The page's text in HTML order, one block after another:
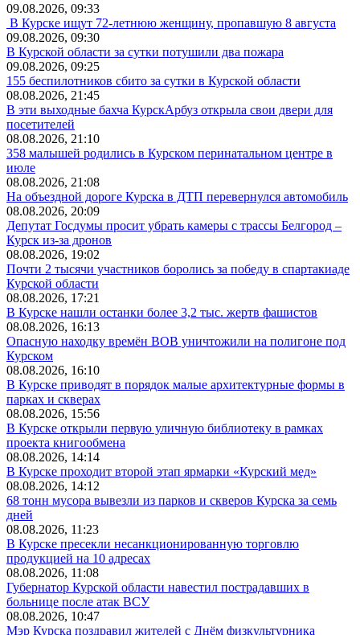
09.08.2026, 09:33
В Курске ищут 72-летнюю женщину, пропавшую 8 августа
09.08.2026, 09:30
В Курской области за сутки потушили два пожара
09.08.2026, 09:25
155 беспилотников сбито за сутки в Курской области
08.08.2026, 21:45
В эти выходные бахча КурскАрбуз открыла свои двери для
посетителей
08.08.2026, 21:10
358 малышей родились в Курском перинатальном центре в
июле
08.08.2026, 21:08
На объездной дороге Курска в ДТП перевернулся автомобиль
08.08.2026, 20:09
Депутат Госдумы просит убрать камеры с трассы Белгород –
Курск из-за дронов
08.08.2026, 19:02
Почти 2 тысячи участников боролись за победу в спартакиаде
Курской области
08.08.2026, 17:21
В Курске нашли останки более 3,2 тыс. жертв фашистов
08.08.2026, 16:13
Опасную находку времён ВОВ уничтожили на полигоне под
Курском
08.08.2026, 16:10
В Курске приводят в порядок малые архитектурные формы в
парках и скверах
08.08.2026, 15:56
В Курске открыли первую уличную библиотеку в рамках
проекта книгообмена
08.08.2026, 14:14
В Курске проходит второй этап ярмарки «Курский мед»
08.08.2026, 14:12
68 тонн мусора вывезли из парков и скверов Курска за семь
дней
08.08.2026, 11:23
В Курске пресекли несанкционированную торговлю
продукцией на 10 адресах
08.08.2026, 11:08
Губернатор Курской области навестил пострадавших в
больнице после атак ВСУ
08.08.2026, 10:47
Мэр Курска поздравил жителей с Днём физкультурника